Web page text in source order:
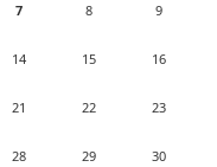
7 8 9
14 15 16
21 22 23
28 29 30